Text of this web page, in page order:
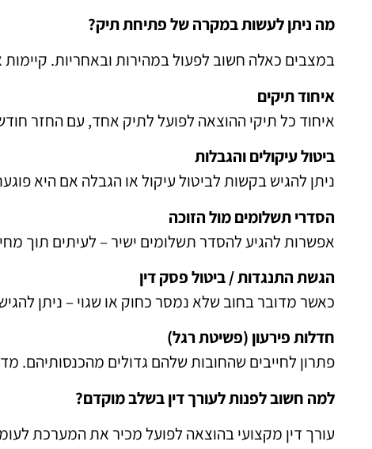
מה ניתן לעשות במקרה של פתיחת תיק?
במצבים כאלה חשוב לפעול במהירות ובאחריות.
איחוד תיקים
איחוד כל תיקי ההוצאה לפועל לתיק אחד, עם החזר
ביטול עיקולים והגבלות
ניתן להגיש בקשות לביטול עיקול או הגבלה אם היא
הסדרי תשלומים מול הזוכה
אפשרות להגיע להסדר תשלומים ישיר – לעיתים תוך
הגשת התנגדות / ביטול פסק דין
כאשר מדובר בחוב שלא נמסר כחוק או שגוי – ניתן
חדלות פירעון (פשיטת רגל)
פתרון לחייבים שהחובות שלהם גדולים מהכנסותיהם.
למה חשוב לפנות לעורך דין בשלב מוקדם?
עורך דין מקצועי בהוצאה לפועל מכיר את המערכת